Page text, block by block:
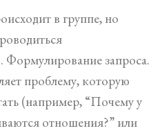
в группе, но
Формулирование запроса.
проблему, которую
(например, “Почему у
отношения?” или